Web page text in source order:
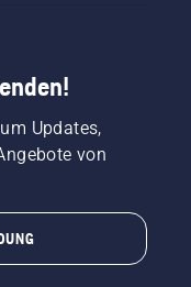
Updates,
von